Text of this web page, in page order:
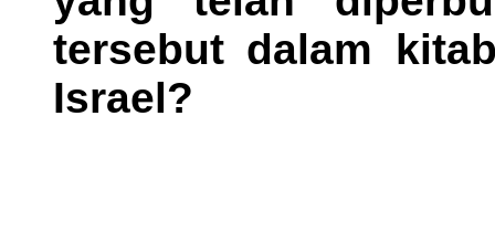
tersebut dalam
Israel?